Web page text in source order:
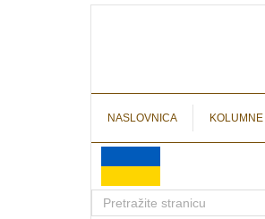
NASLOVNICA KOLUMNE